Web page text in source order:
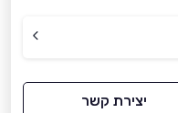
יצירת קשר